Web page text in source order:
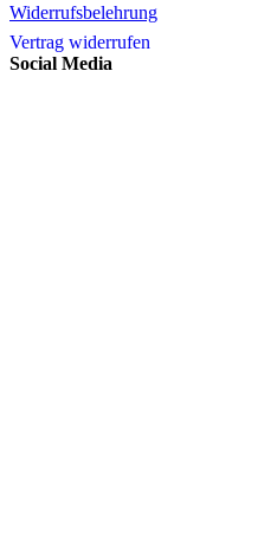
Widerrufsbelehrung
Vertrag widerrufen
Social Media